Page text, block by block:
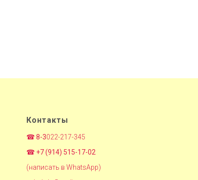
Контакты
☎8-3022-217-345
☎ +7 (914) 515-17-02
(написать в WhatsApp)